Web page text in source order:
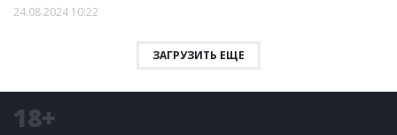
24.08.2024 10:22
ЗАГРУЗИТЬ ЕЩЕ
18+